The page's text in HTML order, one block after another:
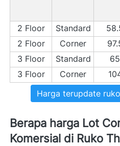
2 Floor
Standard
2 Floor
Corner
3 Floor
Standard 65
3 Floor
Corner
Harga terupdate
Berapa harga Lot
Komersial di Ruko